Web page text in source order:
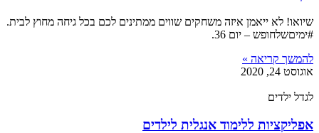
שיואו! לא ייאמן איזה משחקים שווים ממתינים לכם בכל גיחה מחוץ לבית.
#ימיםשלחופש – יום 36.
להמשך קריאה »
אוגוסט 24, 2020
לגדל ילדים
אפליקציות ללימוד אנגלית לילדים